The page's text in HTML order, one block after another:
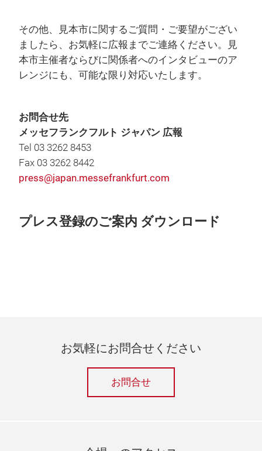
その他、見本市に関するご質問・ご要望がござい
ましたら、お気軽に広報までご連絡ください。見
本市主催者ならびに関係者へのインタビューのア
レンジにも、可能な限り対応いたします。
お問合せ先
メッセフランクフルト ジャパン 広報
Tel 03 3262 8453
Fax 03 3262 8442
press@japan.messefrankfurt.com
プレス登録のご案内 ダウンロード
お気軽にお問合せください
お問合せ